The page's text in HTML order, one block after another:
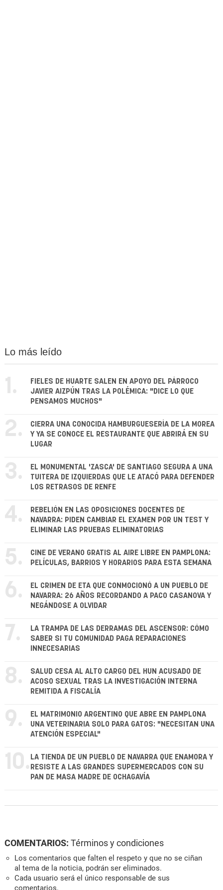
Lo más leído
1.
FIELES DE HUARTE SALEN EN APOYO DEL PÁRROCO
JAVIER AIZPÚN TRAS LA POLÉMICA: "DICE LO QUE
PENSAMOS MUCHOS"
2.
CIERRA UNA CONOCIDA HAMBURGUESERÍA DE LA MOREA
Y YA SE CONOCE EL RESTAURANTE QUE ABRIRÁ EN SU
LUGAR
3.
EL MONUMENTAL 'ZASCA' DE SANTIAGO SEGURA A UNA
TUITERA DE IZQUIERDAS QUE LE ATACÓ PARA DEFENDER
LOS RETRASOS DE RENFE
4.
REBELIÓN EN LAS OPOSICIONES DOCENTES DE
NAVARRA: PIDEN CAMBIAR EL EXAMEN POR UN TEST Y
ELIMINAR LAS PRUEBAS ELIMINATORIAS
5.
CINE DE VERANO GRATIS AL AIRE LIBRE EN PAMPLONA:
PELÍCULAS, BARRIOS Y HORARIOS PARA ESTA SEMANA
6.
EL CRIMEN DE ETA QUE CONMOCIONÓ A UN PUEBLO DE
NAVARRA: 26 AÑOS RECORDANDO A PACO CASANOVA Y
NEGÁNDOSE A OLVIDAR
7.
LA TRAMPA DE LAS DERRAMAS DEL ASCENSOR: CÓMO
SABER SI TU COMUNIDAD PAGA REPARACIONES
INNECESARIAS
8.
SALUD CESA AL ALTO CARGO DEL HUN ACUSADO DE
ACOSO SEXUAL TRAS LA INVESTIGACIÓN INTERNA
REMITIDA A FISCALÍA
9.
EL MATRIMONIO ARGENTINO QUE ABRE EN PAMPLONA
UNA VETERINARIA SOLO PARA GATOS: "NECESITAN UNA
ATENCIÓN ESPECIAL"
10. LA TIENDA DE UN PUEBLO DE NAVARRA QUE ENAMORA Y
RESISTE A LAS GRANDES SUPERMERCADOS CON SU
PAN DE MASA MADRE DE OCHAGAVÍA
COMENTARIOS: Términos y condiciones
Los comentarios que falten el respeto y que no se ciñan
al tema de la noticia, podrán ser eliminados.
Cada usuario será el único responsable de sus
comentarios.